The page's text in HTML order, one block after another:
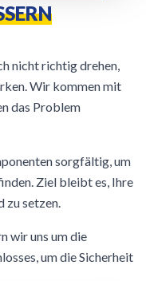
nicht richtig drehen,
Wir kommen mit
das Problem
sorgfältig, um
Ziel bleibt es, Ihre
zu setzen.
wir uns um die
um die Sicherheit